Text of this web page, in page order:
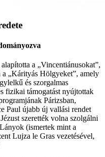
a „Vincentiánusokat”,
„Kárityás Hölgyeket”, amely
és szorgalmas
fizikai támogatást nyújtottak
Párizsban,
Paul újabb új vallási rendet
szerették volna szolgálni
(ismertek mint a
Lujza le Gras vezetésével,